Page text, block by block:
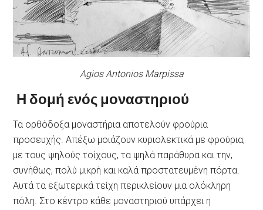
Agios Antonios Marpissa
Η δομή ενός μοναστηριού
Τα ορθόδοξα μοναστήρια αποτελούν φρούρια
προσευχής. Απέξω μοιάζουν κυριολεκτικά με φρούρια,
με τους ψηλούς τοίχους, τα ψηλά παράθυρα και την,
συνήθως, πολύ μικρή και καλά προστατευμένη πόρτα.
Αυτά τα εξωτερικά τείχη περικλείουν μια ολόκληρη
πόλη. Στο κέντρο κάθε μοναστηριού υπάρχει η